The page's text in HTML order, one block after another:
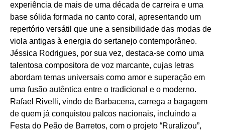
experiência de mais de uma década de carreira e uma
base sólida formada no canto coral, apresentando um
repertório versátil que une a sensibilidade das modas de
viola antigas à energia do sertanejo contemporâneo.
Jéssica Rodrigues, por sua vez, destaca-se como uma
talentosa compositora de voz marcante, cujas letras
abordam temas universais como amor e superação em
uma fusão autêntica entre o tradicional e o moderno.
Rafael Rivelli, vindo de Barbacena, carrega a bagagem
de quem já conquistou palcos nacionais, incluindo a
Festa do Peão de Barretos, com o projeto “Ruralizou”,